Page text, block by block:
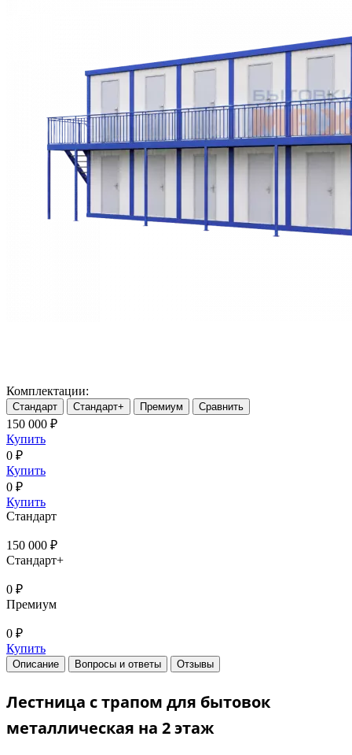
Комплектации:
Стандарт Стандарт+ Премиум Сравнить
150 000 ₽
Купить
0 ₽
Купить
0 ₽
Купить
Стандарт
150 000 ₽
Стандарт+
0 ₽
Премиум
0 ₽
Купить
Описание Вопросы и ответы Отзывы
Лестница с трапом для бытовок
металлическая на 2 этаж